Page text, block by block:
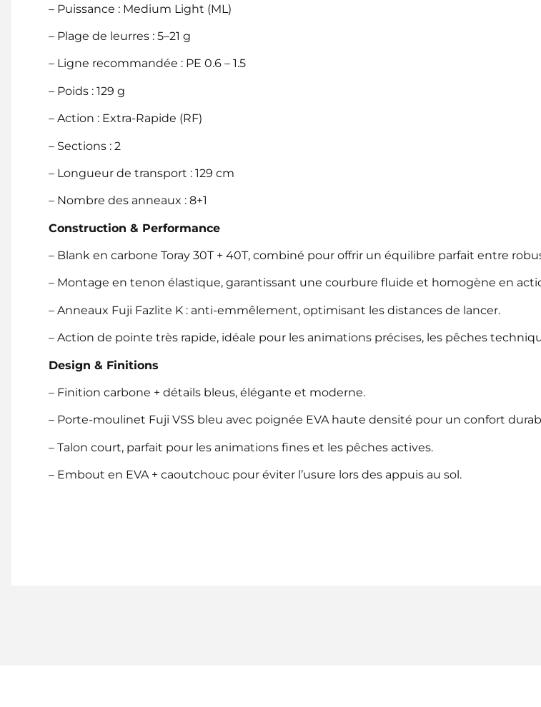
– Puissance : Medium Light (ML)
– Plage de leurres : 5–21 g
– Ligne recommandée : PE 0.6 – 1.5
– Poids : 129 g
– Action : Extra-Rapide (RF)
– Sections : 2
– Longueur de transport : 129 cm
– Nombre des anneaux : 8+1
Construction & Performance
– Blank en carbone Toray 30T + 40T, combiné pour offrir un équilibre parfait entre
– Montage en tenon élastique, garantissant une courbure fluide et homogène en
– Anneaux Fuji Fazlite K : anti-emmêlement, optimisant les distances de lancer.
– Action de pointe très rapide, idéale pour les animations précises, les pêches
Design & Finitions
– Finition carbone + détails bleus, élégante et moderne.
– Porte-moulinet Fuji VSS bleu avec poignée EVA haute densité pour un confort
– Talon court, parfait pour les animations fines et les pêches actives.
– Embout en EVA + caoutchouc pour éviter l’usure lors des appuis au sol.